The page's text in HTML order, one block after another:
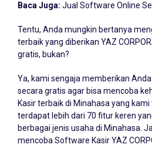
Baca Juga: Jual Software Online
Tentu, Anda mungkin bertanya
terbaik yang diberikan YAZ
gratis, bukan?
Ya, kami sengaja memberikan
secara gratis agar bisa mencoba
Kasir terbaik di Minahasa yang
terdapat lebih dari 70 fitur keren
berbagai jenis usaha di Minahasa.
mencoba Software Kasir YAZ